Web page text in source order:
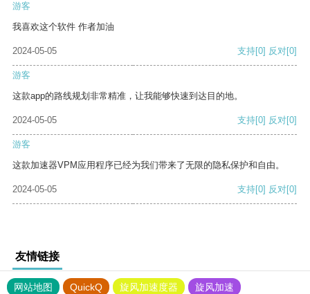
游客
我喜欢这个软件 作者加油
2024-05-05 支持[0] 反对[0]
游客
这款app的路线规划非常精准，让我能够快速到达目的地。
2024-05-05 支持[0] 反对[0]
游客
这款加速器VPM应用程序已经为我们带来了无限的隐私保护和自由。
2024-05-05 支持[0] 反对[0]
友情链接
网站地图 QuickQ 旋风加速度器
旋风加速